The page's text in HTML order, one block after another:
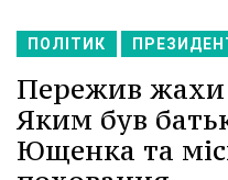
ПОЛІТИК
Пережив жахи
Яким був
Ющенка та